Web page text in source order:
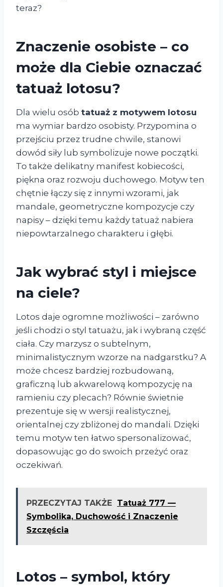
teraz?
Znaczenie osobiste – co
może dla Ciebie oznaczać
tatuaż lotosu?
Dla wielu osób tatuaż z motywem lotosu
ma wymiar bardzo osobisty. Przypomina o
przejściu przez trudne chwile, stanowi
dowód siły lub symbolizuje nowe początki.
To także delikatny manifest kobiecości,
piękna oraz rozwoju duchowego. Motyw ten
chętnie łączy się z innymi wzorami, jak
mandale, geometryczne kompozycje czy
napisy – dzięki temu każdy tatuaż nabiera
niepowtarzalnego charakteru i głębi.
Jak wybrać styl i miejsce
na ciele?
Lotos daje ogromne możliwości – zarówno
jeśli chodzi o styl tatuażu, jak i wybraną część
ciała. Czy marzysz o subtelnym,
minimalistycznym wzorze na nadgarstku? A
może chcesz bardziej rozbudowaną,
graficzną lub akwarelową kompozycję na
ramieniu czy plecach? Równie świetnie
prezentuje się w wersji realistycznej,
orientalnej czy zbliżonej do mandali. Dzięki
temu motyw ten łatwo spersonalizować,
dopasowując go do swoich przeżyć oraz
oczekiwań.
PRZECZYTAJ TAKŻE Tatuaż 777 —
Symbolika, Duchowość i Znaczenie
Szczęścia
Lotos – symbol, który